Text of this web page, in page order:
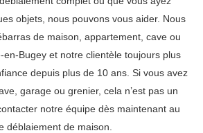
objets, nous pouvons vous aider. Nous
de maison, appartement, cave ou
Bugey et notre clientèle toujours plus
depuis plus de 10 ans. Si vous avez
garage ou grenier, cela n’est pas un
notre équipe dès maintenant au
déblaiement de maison.